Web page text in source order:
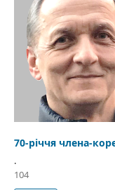
70-річчя члена-
.
104